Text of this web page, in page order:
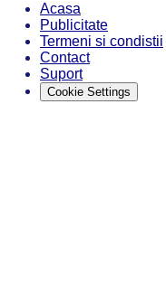
Acasa
Publicitate
Termeni si condistii
Contact
Suport
Cookie Settings